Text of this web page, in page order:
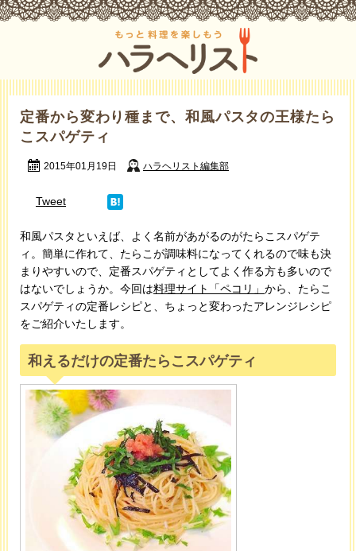
定番から変わり種まで、和風パスタの王様たら
こスパゲティ
2015年01月19日 ハラヘリスト編集部
Tweet
和風パスタといえば、よく名前があがるのがたらこスパゲテ
ィ。簡単に作れて、たらこが調味料になってくれるので味も決
まりやすいので、定番スパゲティとしてよく作る方も多いので
はないでしょうか。今回は料理サイト「ペコリ」 から、たらこ
スパゲティの定番レシピと、ちょっと変わったアレンジレシピ
をご紹介いたします。
和えるだけの定番たらこスパゲティ